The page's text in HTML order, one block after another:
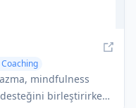
mindfulness
birleştirirken,